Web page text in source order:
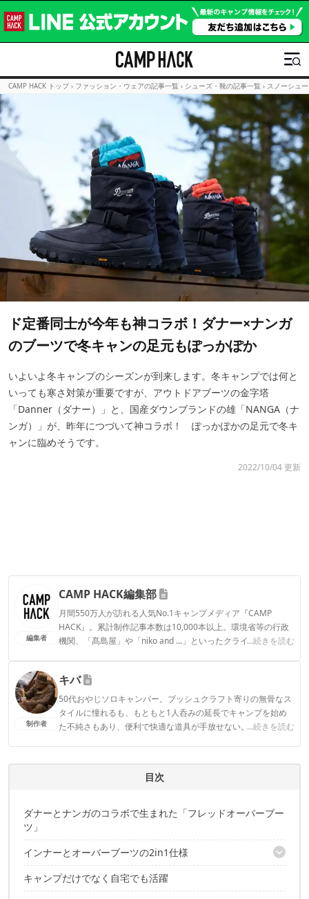
CAMP HACK トップ › ファッション・ウェアの記事一覧 › シューズ・靴の記事一覧 › スノーシュ
ド定番同士が今年も神コラボ！ダナー×ナンガ
のブーツで冬キャンの足元もぽっかぽか
いよいよ冬キャンプのシーズンが到来します。冬キャンプでは何と
いっても寒さ対策が重要ですが、アウトドアブーツの金字塔
「Danner（ダナー）」と、国産ダウンブランドの雄「NANGA（ナ
ンガ）」が、昨年につづいて神コラボ！ ぽっかぽかの足元で冬キ
ャンに臨めそうです。
2022/10/04 更新
編集者
CAMP HACK編集部
月間550万人が訪れる人気No.1キャンプメディア『CAMP
HACK』。累計制作記事本数は10,000本以上。環境省等の行政
機関、「髙島屋」や「niko and ...」といったクライアントとの
...続きを読む
CAMP HACK編集部のプロフィール
制作者
キバ
50代おやじソロキャンパー。ブッシュクラフト寄りの無骨なス
タイルに憧れるも、もともと1人呑みの延長でキャンプを始め
た不純さもあり、便利で快適な道具が手放せない。...続きを読む
キバのプロフィール
目次
ダナーとナンガのコラボで生まれた「フレッドオーバーブー
ツ」
インナーとオーバーブーツの2in1仕様
バックル搭載で脱着もラクラク
キャンプだけでなく自宅でも活躍